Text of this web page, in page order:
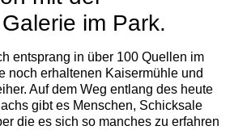
im Park.
entsprang in über 100 Quellen im
noch erhaltenen Kaisermühle und
Auf dem Weg entlang des heute
gibt es Menschen, Schicksale
die es sich so manches zu erfahren